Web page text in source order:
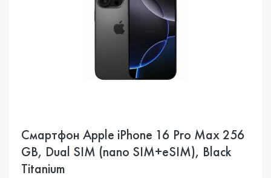
Смартфон Apple iPhone 16 Pro Max 256
GB, Dual SIM (nano SIM+eSIM), Black
Titanium